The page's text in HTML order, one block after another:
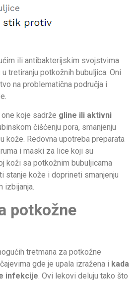
ili antibakterijskim svojstvima
tretiranju potkožnih bubuljica. Oni
na problematična područja i
koje sadrže gline ili aktivni
čišćenju pora, smanjenju
kože. Redovna upotreba preparata
i maski za lice koji su
koži sa potkožnim bubuljicama
stanje kože i doprineti smanjenju
izbijanja.
potkožne
tretmana za potkožne
gde je upala izražena i kada
infekcije . Ovi lekovi deluju tako što